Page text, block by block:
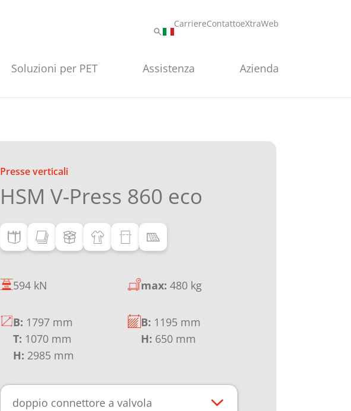
CarriereContattoeXtraWeb
Soluzioni per PET Assistenza Azienda
Presse verticali
HSM V-Press 860 eco
594 kN max: 480 kg
B: 1797 mm
T: 1070 mm
H: 2985 mm
B: 1195 mm
H: 650 mm
doppio connettore a valvola